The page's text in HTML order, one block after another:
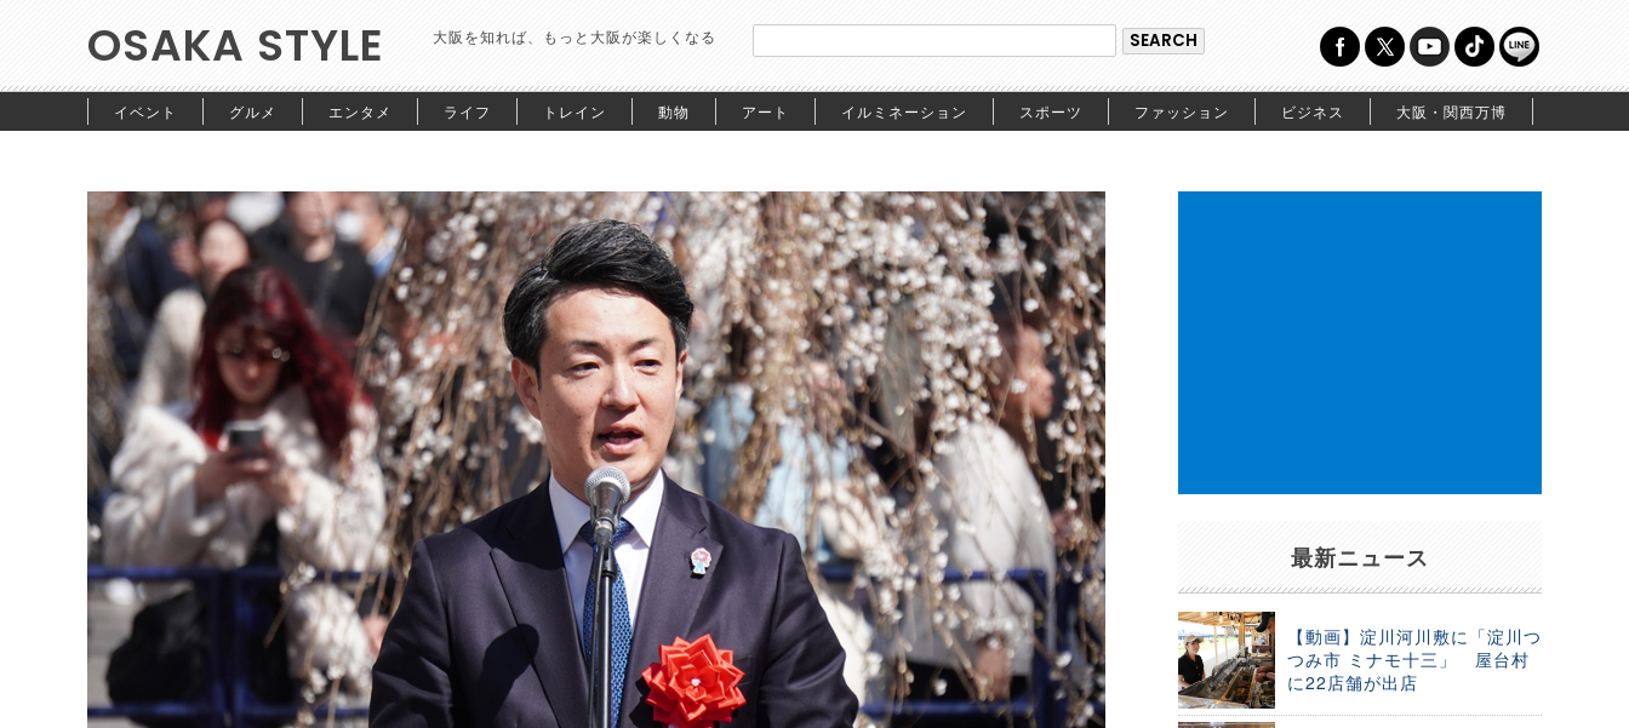
OSAKA STYLE 大阪を知れば、もっと大阪が楽しくなる
イベント グルメ エンタメ ライフ トレイン 動物 アート イルミネーション スポーツ ファッション ビジネス 大阪・関西万博
最新ニュース
【動画】淀川河川敷に「淀川つ
つみ市 ミナモ十三」 屋台村
に22店舗が出店